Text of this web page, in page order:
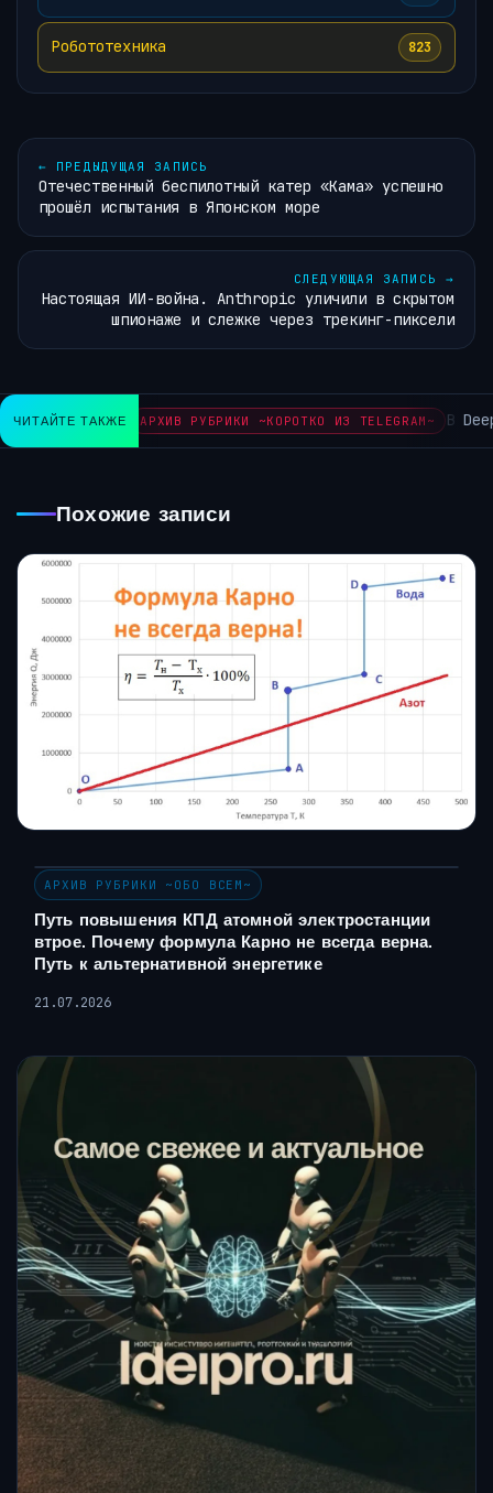
Робототехника 823
← ПРЕДЫДУЩАЯ ЗАПИСЬ
Отечественный беспилотный катер «Кама» успешно
прошёл испытания в Японском море
СЛЕДУЮЩАЯ ЗАПИСЬ →
Настоящая ИИ-война. Anthropic уличили в скрытом
шпионаже и слежке через трекинг-пиксели
ЧИТАЙТЕ ТАКЖЕАРХИВ РУБРИКИ ~КОРОТКО ИЗ TELEGRAM~ В
Похожие записи
АРХИВ РУБРИКИ ~ОБО ВСЕМ~
Путь повышения КПД атомной электростанции
втрое. Почему формула Карно не всегда верна.
Путь к альтернативной энергетике
21.07.2026